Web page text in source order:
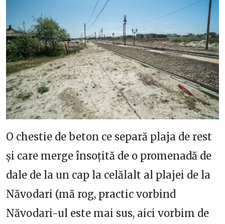
O chestie de beton ce separă plaja de rest
și care merge însoțită de o promenadă de
dale de la un cap la celălalt al plajei de la
Năvodari (mă rog, practic vorbind
Năvodari-ul este mai sus, aici vorbim de